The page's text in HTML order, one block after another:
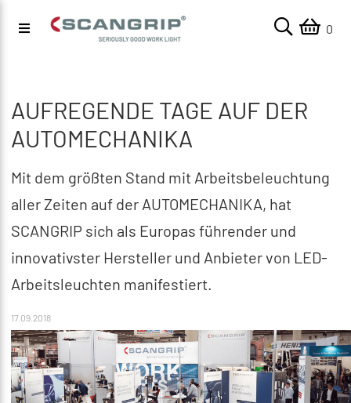
0
AUFREGENDE TAGE AUF DER
AUTOMECHANIKA
Mit dem größten Stand mit Arbeitsbeleuchtung
aller Zeiten auf der AUTOMECHANIKA, hat
SCANGRIP sich als Europas führender und
innovativster Hersteller und Anbieter von LED-
Arbeitsleuchten manifestiert.
17.09.2018